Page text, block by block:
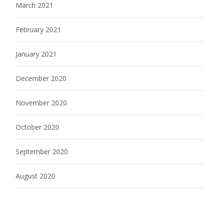
March 2021
February 2021
January 2021
December 2020
November 2020
October 2020
September 2020
August 2020